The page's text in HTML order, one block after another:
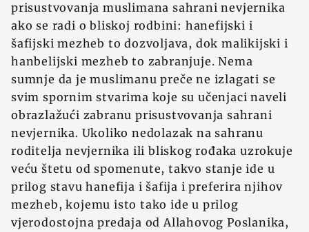
prisustvovanja muslimana sahrani nevjernika
ako se radi o bliskoj rodbini: hanefijski i
šafijski mezheb to dozvoljava, dok malikijski i
hanbelijski mezheb to zabranjuje. Nema
sumnje da je muslimanu preče ne izlagati se
svim spornim stvarima koje su učenjaci naveli
obrazlažući zabranu prisustvovanja sahrani
nevjernika. Ukoliko nedolazak na sahranu
roditelja nevjernika ili bliskog rođaka uzrokuje
veću štetu od spomenute, takvo stanje ide u
prilog stavu hanefija i šafija i preferira njihov
mezheb, kojemu isto tako ide u prilog
vjerodostojna predaja od Allahovog Poslanika,